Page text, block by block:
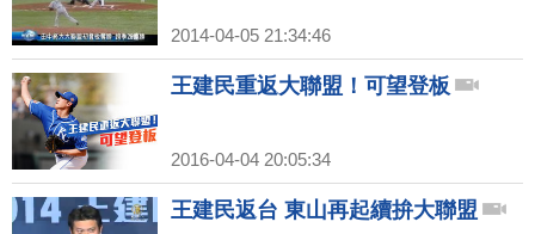
2014-04-05 21:34:46
王建民重返大聯盟！可望登板
2016-04-04 20:05:34
王建民返台 東山再起續拚大聯盟